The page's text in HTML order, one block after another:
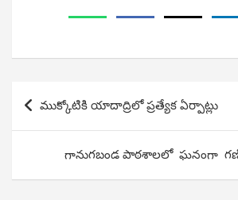
Post
navigation
ముక్కోటికి యాదాద్రిలో ప్రత్యేక ఏర్పాట్లు
గానుగబండ పాఠశాలలో ఘనంగా